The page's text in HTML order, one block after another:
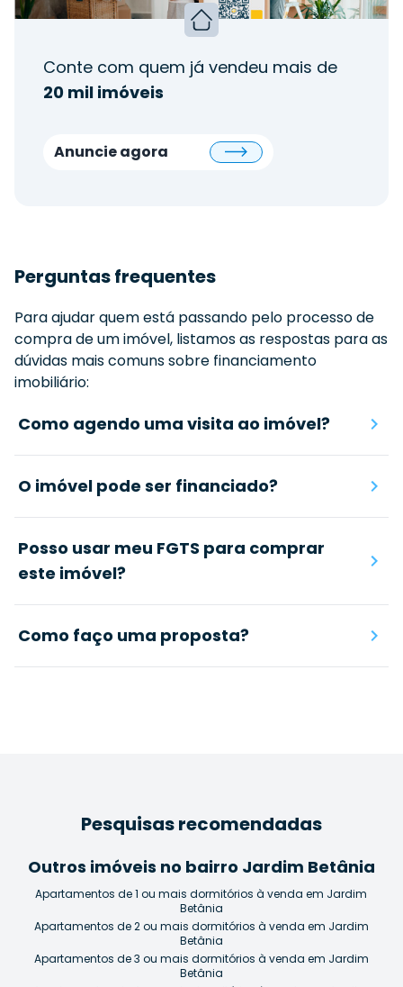
Conte com quem já vendeu mais de
20 mil imóveis
Anuncie agora
Perguntas frequentes
Para ajudar quem está passando pelo processo de
compra de um imóvel, listamos as respostas para as
dúvidas mais comuns sobre financiamento
imobiliário:
Como agendo uma visita ao imóvel?
O imóvel pode ser financiado?
Posso usar meu FGTS para comprar
este imóvel?
Como faço uma proposta?
Pesquisas recomendadas
Outros imóveis no bairro Jardim Betânia
Apartamentos de 1 ou mais dormitórios à venda em Jardim
Betânia
Apartamentos de 2 ou mais dormitórios à venda em Jardim
Betânia
Apartamentos de 3 ou mais dormitórios à venda em Jardim
Betânia